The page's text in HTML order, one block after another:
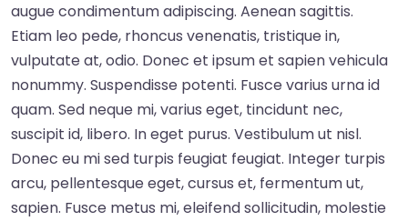
augue condimentum adipiscing. Aenean sagittis.
Etiam leo pede, rhoncus venenatis, tristique in,
vulputate at, odio. Donec et ipsum et sapien vehicula
nonummy. Suspendisse potenti. Fusce varius urna id
quam. Sed neque mi, varius eget, tincidunt nec,
suscipit id, libero. In eget purus. Vestibulum ut nisl.
Donec eu mi sed turpis feugiat feugiat. Integer turpis
arcu, pellentesque eget, cursus et, fermentum ut,
sapien. Fusce metus mi, eleifend sollicitudin, molestie